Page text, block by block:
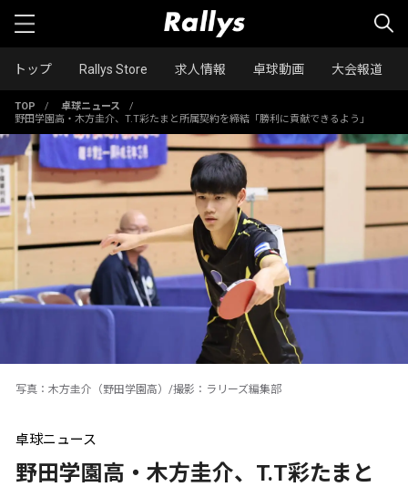
トップ Rallys Store 求人情報 卓球動画 大会報道
TOP / 卓球ニュース
/
野田学園高・木方圭介、T.T彩たまと所属契約を締結「勝利に貢献できるよう」
写真：木方圭介（野田学園高）/撮影：ラリーズ編集部
卓球ニュース
野田学園高・木方圭介、T.T彩たまと